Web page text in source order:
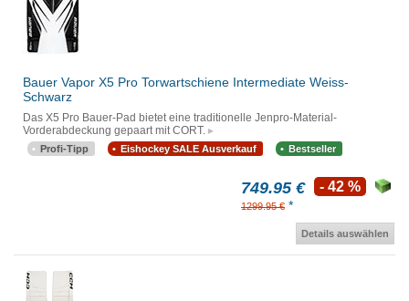
Bauer Vapor X5 Pro Torwartschiene Intermediate Weiss-
Schwarz
Das X5 Pro Bauer-Pad bietet eine traditionelle Jenpro-Material-
Vorderabdeckung gepaart mit CORT.
Profi-Tipp Eishockey SALE Ausverkauf Bestseller
749.95 €
1299.95 € *
- 42 %
Details auswählen